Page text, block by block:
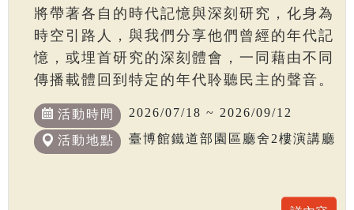
將帶著各自的時代記憶與深刻研究，化身為
時空引路人，與我們分享他們曾經的年代記
憶，或埋首研究的深刻體會，一同藉由不同
傳播載體回到特定的年代聆聽民主的聲音。
活動時間 2026/07/18 ~ 2026/09/12
活動地點 臺博館鐵道部園區廳舍2樓演講廳